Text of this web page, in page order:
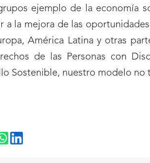
ejemplo de la economía
a la mejora de las
América Latina y otras
de las Personas con
Sostenible, nuestro modelo no